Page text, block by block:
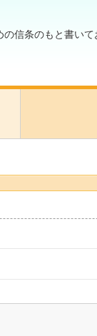
信条のもと書いて